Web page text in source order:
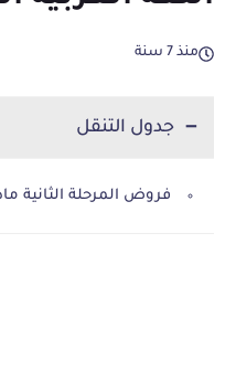
منذ 7 سنة
جدول التنقل
فروض المرحلة الثانية